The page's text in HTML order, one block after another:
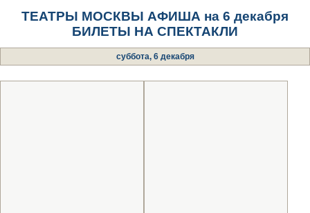
ТЕАТРЫ МОСКВЫ АФИША на 6 декабря
БИЛЕТЫ НА СПЕКТАКЛИ
суббота, 6 декабря